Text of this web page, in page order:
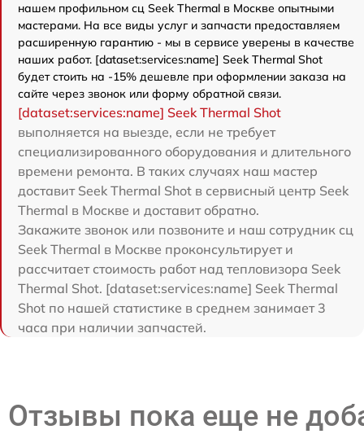
нашем профильном сц Seek Thermal в Москве опытными
мастерами. На все виды услуг и запчасти предоставляем
расширенную гарантию - мы в сервисе уверены в качестве
наших работ. [dataset:services:name] Seek Thermal Shot
будет стоить на -15% дешевле при оформлении заказа на
сайте через звонок или форму обратной связи.
[dataset:services:name] Seek Thermal Shot
выполняется на выезде, если не требует
специализированного оборудования и длительного
времени ремонта. В таких случаях наш мастер
доставит Seek Thermal Shot в сервисный центр Seek
Thermal в Москве и доставит обратно.
Закажите звонок или позвоните и наш сотрудник сц
Seek Thermal в Москве проконсультирует и
рассчитает стоимость работ над тепловизора Seek
Thermal Shot. [dataset:services:name] Seek Thermal
Shot по нашей статистике в среднем занимает 3
часа при наличии запчастей.
Отзывы пока еще не